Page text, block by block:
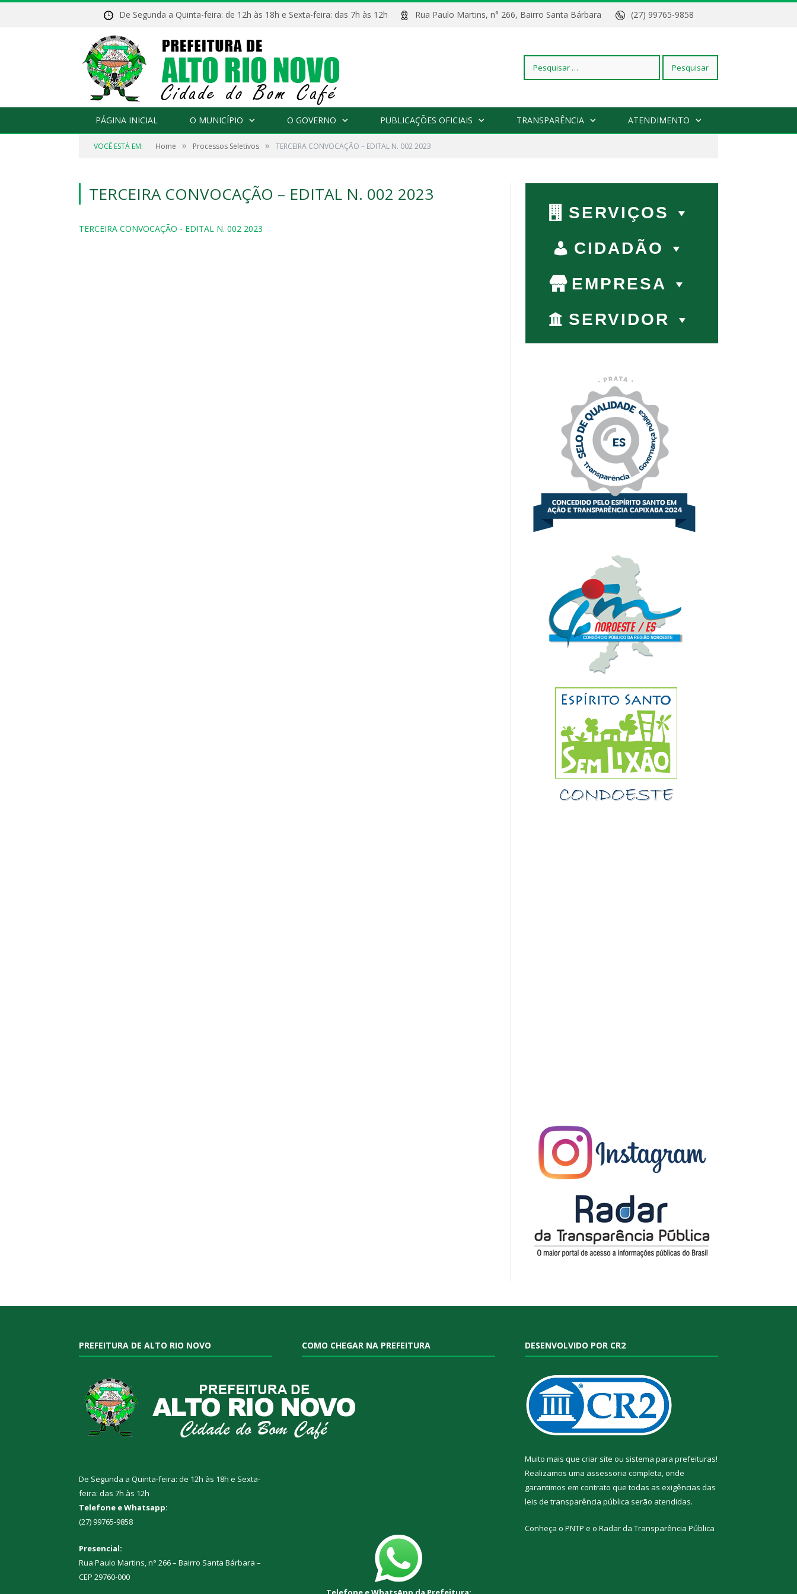
De Segunda a Quinta-feira: de 12h às 18h e Sexta-feira: das 7h às 12h Rua Paulo Martins, n° 266, Bairro Santa Bárbara (27) 99765-9858
Pesquisar
PÁGINA INICIAL O MUNICÍPIO O GOVERNO PUBLICAÇÕES OFICIAIS TRANSPARÊNCIA ATENDIMENTO
VOCÊ ESTÁ EM: Home » Processos Seletivos » TERCEIRA CONVOCAÇÃO – EDITAL N. 002 2023
TERCEIRA CONVOCAÇÃO – EDITAL N. 002 2023
TERCEIRA CONVOCAÇÃO - EDITAL N. 002 2023
SERVIÇOS
CIDADÃO
EMPRESA
SERVIDOR
PREFEITURA DE ALTO RIO NOVO
De Segunda a Quinta-feira: de 12h às 18h e Sexta-
feira: das 7h às 12h
Telefone e Whatsapp:
(27) 99765-9858
Presencial:
Rua Paulo Martins, n° 266 – Bairro Santa Bárbara –
CEP 29760-000
COMO CHEGAR NA PREFEITURA DESENVOLVIDO POR CR2
Muito mais que criar site ou sistema para prefeituras!
Realizamos uma assessoria completa, onde
garantimos em contrato que todas as exigências das
leis de transparência pública serão atendidas.
Conheça o PNTP e o Radar da Transparência Pública